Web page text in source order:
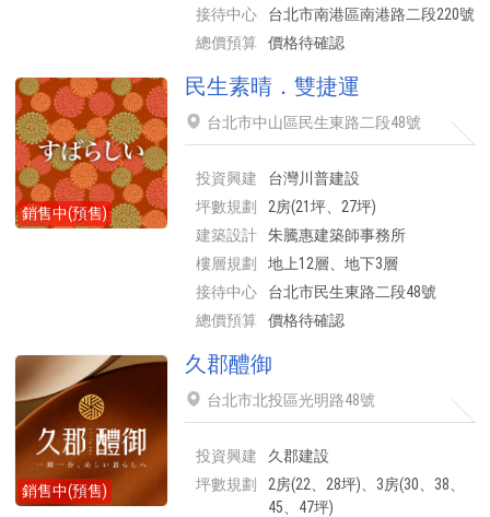
接待中心
台北市南港區南港路二段220號
總價預算
價格待確認
銷售中(預售)
民生素晴．雙捷運
台北市中山區民生東路二段48號
投資興建
台灣川普建設
坪數規劃
2房(21坪、27坪)
建築設計
朱騰惠建築師事務所
樓層規劃
地上12層、地下3層
接待中心
台北市民生東路二段48號
總價預算
價格待確認
銷售中(預售)
久郡醴御
台北市北投區光明路48號
投資興建
久郡建設
坪數規劃
2房(22、28坪)、3房(30、38、
45、47坪)